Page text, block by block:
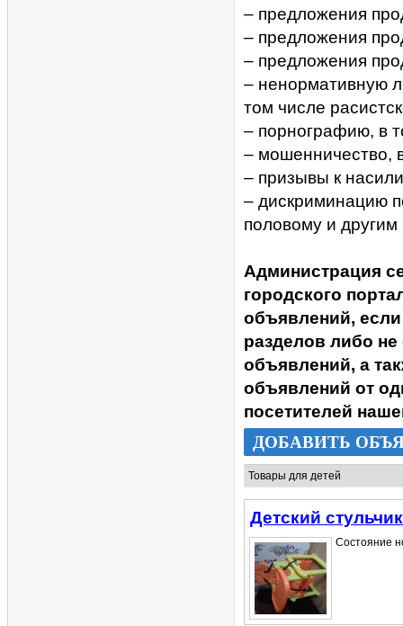
– предложения
– предложения
– предложения
– ненормативную
том числе
– порнографию, в
– мошенничество,
– призывы к
– дискриминацию
половому и другим
Администрация
городского
объявлений,
разделов либо
объявлений, а
объявлений от
посетителей
ДОБАВИТЬ
Детский
Состояние